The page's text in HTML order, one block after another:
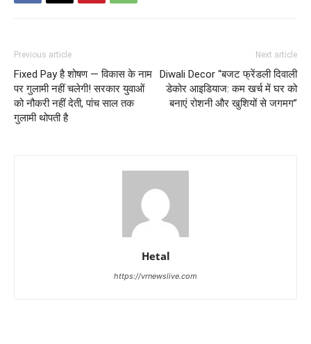
Previous article
Fixed Pay है शोषण — विकास के नाम
पर गुलामी नहीं चलेगी! सरकार युवाओं
को नौकरी नहीं देती, पांच साल तक
गुलामी थोपती है
Next article
Diwali Decor “बजट फ्रेंडली दिवाली
डेकोर आइडियाज: कम खर्च में घर को
बनाएं रोशनी और खुशियों से जगमग”
Hetal
https://vrnewslive.com